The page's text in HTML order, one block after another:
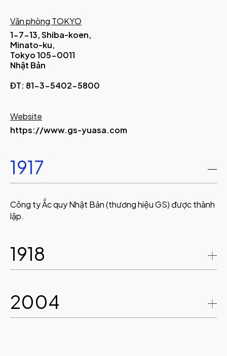
Văn phòng TOKYO
1-7-13, Shiba-koen,
Minato-ku,
Tokyo 105-0011
Nhật Bản
ĐT: 81-3-5402-5800
Website
https://www.gs-yuasa.com
1917
Công ty Ắc quy Nhật Bản (thương hiệu GS) được thành
lập.
1918
2004